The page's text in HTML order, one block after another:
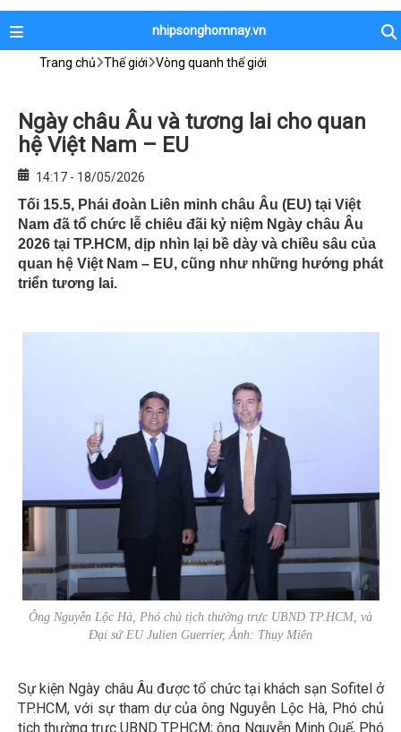
nhipsonghomnay.vn
Trang chủ Thế giới Vòng quanh thế giới
Ngày châu Âu và tương lai cho quan
hệ Việt Nam – EU
14:17 - 18/05/2026
Tối 15.5, Phái đoàn Liên minh châu Âu (EU) tại Việt
Nam đã tổ chức lễ chiêu đãi kỷ niệm Ngày châu Âu
2026 tại TP.HCM, dịp nhìn lại bề dày và chiều sâu của
quan hệ Việt Nam – EU, cũng như những hướng phát
triển tương lai.
Ông Nguyễn Lộc Hà, Phó chủ tịch thường trực UBND TP.HCM, và
Đại sứ EU Julien Guerrier, Ảnh: Thụy Miên
Sự kiện Ngày châu Âu được tổ chức tại khách sạn Sofitel ở
TP.HCM, với sự tham dự của ông Nguyễn Lộc Hà, Phó chủ
tịch thường trực UBND TP.HCM; ông Nguyễn Minh Quế, Phó